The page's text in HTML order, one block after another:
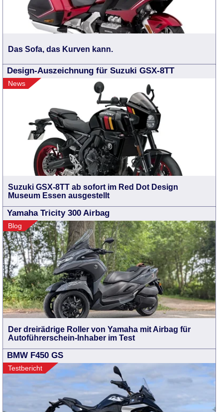
Das Sofa, das Kurven kann.
Design-Auszeichnung für Suzuki GSX-8TT
News
Suzuki GSX-8TT ab sofort im Red Dot Design
Museum Essen ausgestellt
Yamaha Tricity 300 Airbag
Blog
Der dreirädrige Roller von Yamaha mit Airbag für
Autoführerschein-Inhaber im Test
BMW F450 GS
Testbericht